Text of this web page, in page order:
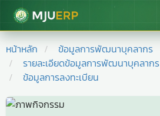
มหาวิทยาลัยแม่โจ้
หน้าหลัก
ข้อมูลการพัฒนาบุคลากร
รายละเอียดข้อมูลการพัฒนาบุคลากร
ข้อมูลการลงทะเบียน